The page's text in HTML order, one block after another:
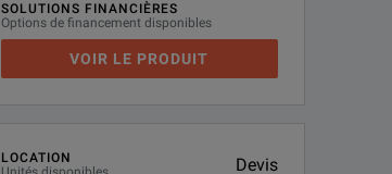
SOLUTIONS FINANCIÈRES
Options de financement disponibles
VOIR LE PRODUIT
LOCATION
Devis